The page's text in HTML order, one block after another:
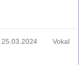
25.03.2024 Vokal